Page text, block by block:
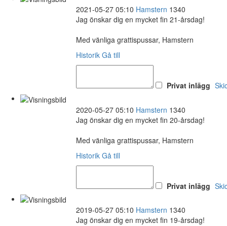
2021-05-27 05:10 Hamstern 1340
Jag önskar dig en mycket fin 21-årsdag!
Med vänliga grattispussar, Hamstern
Historik Gå till
Privat inlägg
2020-05-27 05:10 Hamstern 1340
Jag önskar dig en mycket fin 20-årsdag!
Med vänliga grattispussar, Hamstern
Historik Gå till
Privat inlägg
2019-05-27 05:10 Hamstern 1340
Jag önskar dig en mycket fin 19-årsdag!